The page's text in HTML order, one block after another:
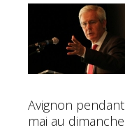
Avignon
mai au